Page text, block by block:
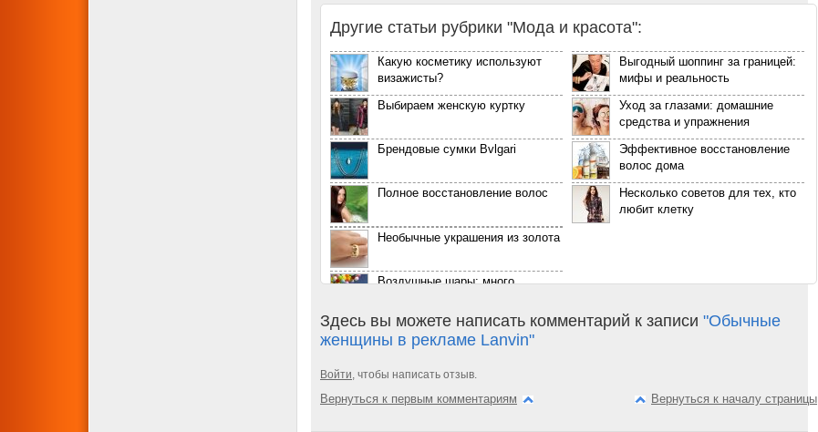
Другие статьи рубрики "Мода и красота":
Какую косметику используют
визажисты?
Выгодный шоппинг за границей:
мифы и реальность
Выбираем женскую куртку
Уход за глазами: домашние
средства и упражнения
Брендовые сумки Bvlgari
Эффективное восстановление
волос дома
Полное восстановление волос
Несколько советов для тех, кто
любит клетку
Необычные украшения из золота
Воздушные шары: много
Таблица определения пола
будущего ребенка
Женщина притворялась
грузчиком
Здесь вы можете написать комментарий к записи "Обычные
женщины в рекламе Lanvin"
Войти, чтобы написать отзыв.
Вернуться к первым комментариям Вернуться к началу страницы